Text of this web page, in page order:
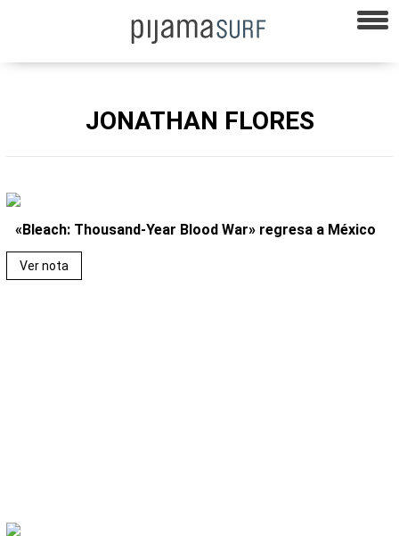
JONATHAN FLORES
«Bleach: Thousand-Year Blood War» regresa a México
Ver nota